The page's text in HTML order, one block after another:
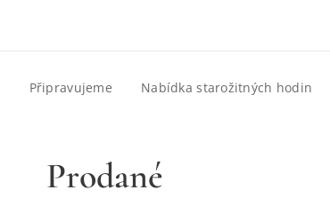
Připravujeme Nabídka starožitných hodin
Prodané